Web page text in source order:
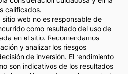
calificados.
web no es responsable de
como resultado del uso de
en el sitio. Recomendamos
y analizar los riesgos
de inversión. El rendimiento
son indicativos de los resultados